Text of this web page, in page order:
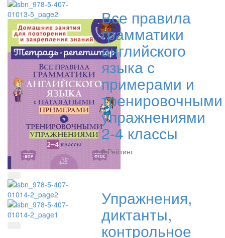
Быстрый просмотр
Все правила
грамматики
английского
языка с
примерами и
тренировочными
упражнениями
2-4 классы
0 Рейтинг
Упражнения,
диктанты,
контрольное